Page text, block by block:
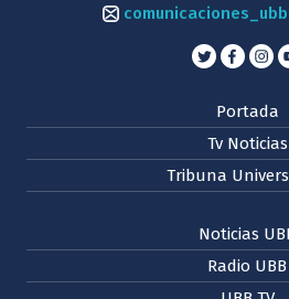
Portada
Tv Noticias
Tribuna
Noticias
Radio UBB